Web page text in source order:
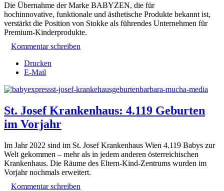
Die Übernahme der Marke BABYZEN, die für
hochinnovative, funktionale und ästhetische Produkte bekannt ist,
verstärkt die Position von Stokke als führendes Unternehmen für
Premium-Kinderprodukte.
Kommentar schreiben
Drucken
E-Mail
St. Josef Krankenhaus: 4.119 Geburten
im Vorjahr
Im Jahr 2022 sind im St. Josef Krankenhaus Wien 4.119 Babys zur
Welt gekommen – mehr als in jedem anderen österreichischen
Krankenhaus. Die Räume des Eltern-Kind-Zentrums wurden im
Vorjahr nochmals erweitert.
Kommentar schreiben